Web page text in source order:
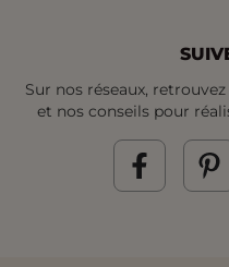
Sur nos réseaux,
et nos conseils pour